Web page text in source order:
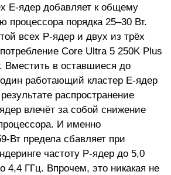
E-ядер добавляет к общему
процессора порядка 25–30 Вт.
всех P-ядер и двух из трёх
Core Ultra 5 250K Plus
Вместить в оставшиеся до
работающий кластер E-ядер
распространение
влечёт за собой снижение
И именно
Вт предела сбавляет при
частоту P-ядер до 5,0
4,4 ГГц. Впрочем, это никакая не